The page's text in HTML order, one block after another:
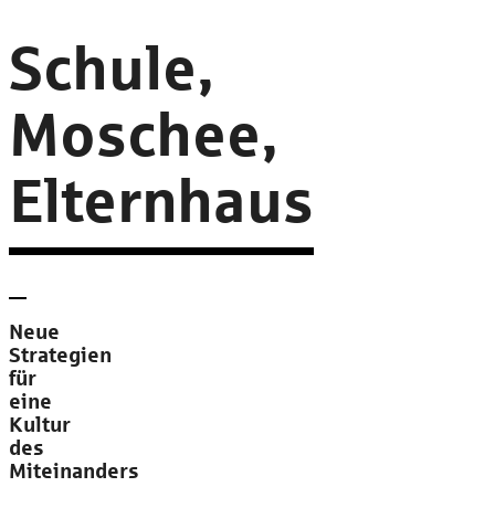
Schule,
Moschee,
Elternhaus
Neue
Strategien
für
eine
Kultur
des
Miteinanders